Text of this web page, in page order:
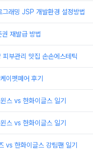
래밍 JSP 개발환경 설정방법
재발급 방법
피부관리 맛집 손손에스테틱
이펫페어 후기
스 vs 한화이글스 일기
스 vs 한화이글스 일기
한화이글스 강팀팬 일기